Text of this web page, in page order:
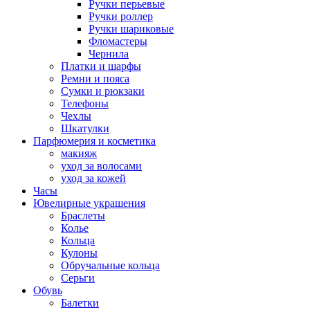
Ручки перьевые
Ручки роллер
Ручки шариковые
Фломастеры
Чернила
Платки и шарфы
Ремни и пояса
Сумки и рюкзаки
Телефоны
Чехлы
Шкатулки
Парфюмерия и косметика
макияж
уход за волосами
уход за кожей
Часы
Ювелирные украшения
Браслеты
Колье
Кольца
Кулоны
Обручальные кольца
Серьги
Обувь
Балетки